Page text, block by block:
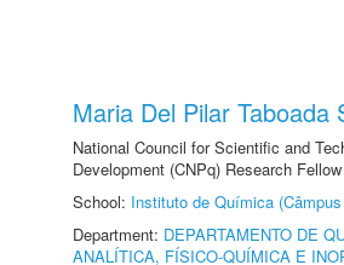
Maria Del Pilar Taboada
National Council for Scientific and
Development (CNPq) Research
School: Instituto de Química
Department: DEPARTAMENTO DE
ANALÍTICA, FÍSICO-QUÍMICA E